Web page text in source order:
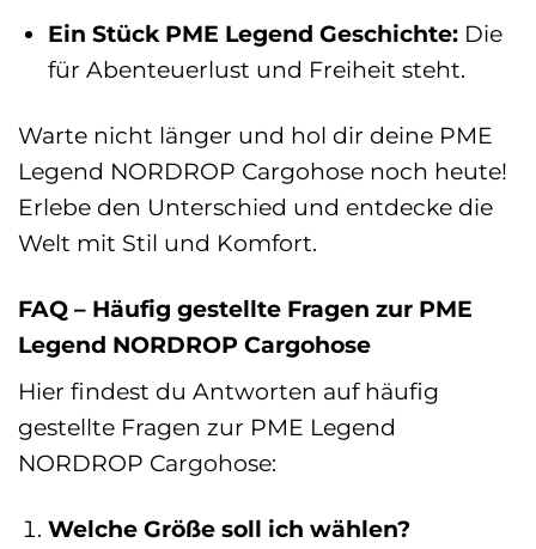
Ein Stück PME Legend Geschichte:Die
für Abenteuerlust und Freiheit steht.
Warte nicht länger und hol dir deine PME
Legend NORDROP Cargohose noch heute!
Erlebe den Unterschied und entdecke die
Welt mit Stil und Komfort.
FAQ – Häufig gestellte Fragen zur PME
Legend NORDROP Cargohose
Hier findest du Antworten auf häufig
gestellte Fragen zur PME Legend
NORDROP Cargohose:
Welche Größe soll ich wählen?